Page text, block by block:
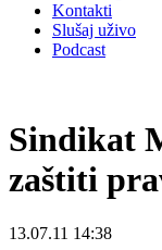
Kontakti
Slušaj uživo
Podcast
Sindikat
zaštiti
13.07.11 14:38